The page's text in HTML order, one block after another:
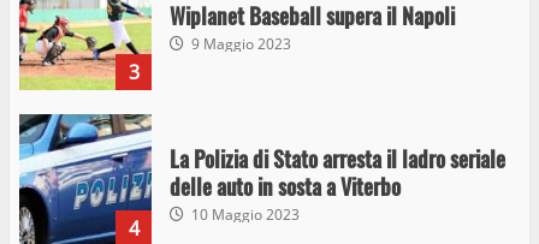
3
Wiplanet Baseball supera il Napoli
9 Maggio 2023
4
La Polizia di Stato arresta il ladro seriale
delle auto in sosta a Viterbo
10 Maggio 2023